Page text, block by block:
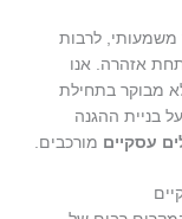
משמעותי, לרבות
אזהרה. אנו
מבוקר בתחילת
בניית ההגנה
עסקיים מורכבים.